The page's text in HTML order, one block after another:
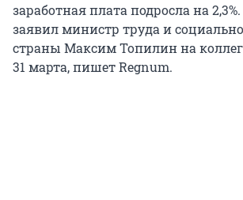
заработная плата подросла на
заявил министр труда и
страны Максим Топилин на
31 марта, пишет Regnum.